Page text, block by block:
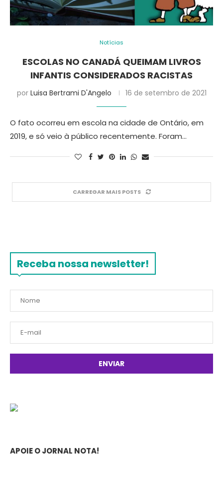
Notícias
ESCOLAS NO CANADÁ QUEIMAM LIVROS
INFANTIS CONSIDERADOS RACISTAS
por Luisa Bertrami D'Angelo 16 de setembro de 2021
O fato ocorreu em escola na cidade de Ontário, em
2019, e só veio à público recentemente. Foram…
CARREGAR MAIS POSTS
Receba nossa newsletter!
APOIE O JORNAL NOTA!